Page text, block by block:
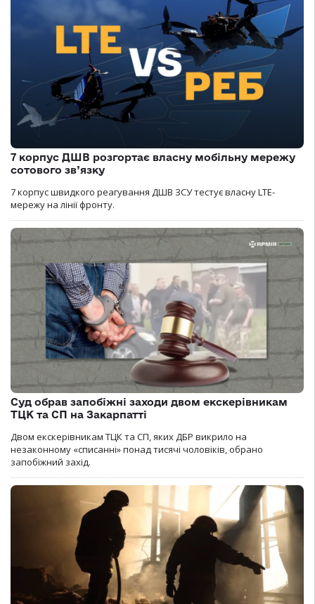
7 корпус ДШВ розгортає власну мобільну мережу
сотового зв’язку
7 корпус швидкого реагування ДШВ ЗСУ тестує власну LTE-
мережу на лінії фронту.
Суд обрав запобіжні заходи двом екскерівникам
ТЦК та СП на Закарпатті
Двом екскерівникам ТЦК та СП, яких ДБР викрило на
незаконному «списанні» понад тисячі чоловіків, обрано
запобіжний захід.